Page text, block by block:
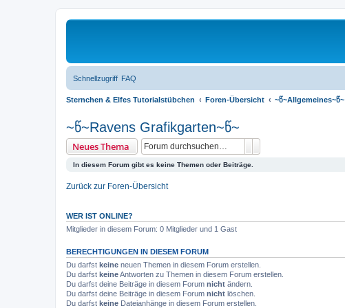
Schnellzugriff FAQ
Sternchen & Elfes Tutorialstübchen Foren-Übersicht ~წ~Allgemeines~წ~
~წ~Ravens Grafikgarten~წ~
Neues Thema
In diesem Forum gibt es keine Themen oder Beiträge.
Zurück zur Foren-Übersicht
WER IST ONLINE?
Mitglieder in diesem Forum: 0 Mitglieder und 1 Gast
BERECHTIGUNGEN IN DIESEM FORUM
Du darfst keine neuen Themen in diesem Forum erstellen.
Du darfst keineAntworten zu Themen in diesem Forum erstellen.
Du darfst deine Beiträge in diesem Forum nicht ändern.
Du darfst deine Beiträge in diesem Forum nicht löschen.
Du darfst keine Dateianhänge in diesem Forum erstellen.